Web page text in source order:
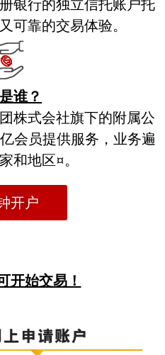
银行的独立信托账户托
可靠的交易体验。
谁？
株式会社旗下的附属公
会员提供服务，业务遍
和地区¤。
开户
开始交易！